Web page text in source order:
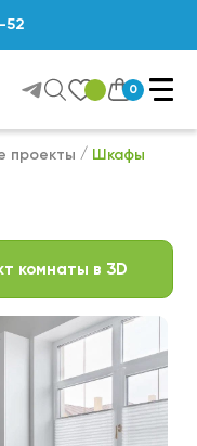
52
0
проекты Шкафы
комнаты в 3D